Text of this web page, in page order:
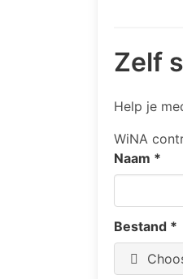
Zelf
Help je
WiNA
Naam *
Bestand *